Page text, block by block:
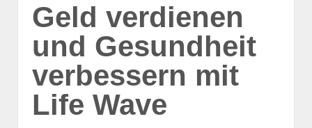
Geld verdienen
und Gesundheit
verbessern mit
Life Wave